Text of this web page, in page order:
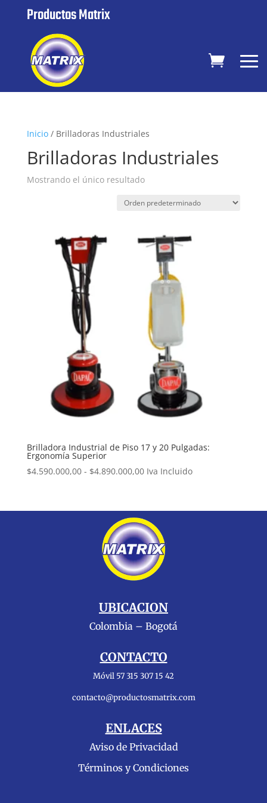
Productos Matrix
Inicio/ Brilladoras Industriales
Brilladoras Industriales
Mostrando el único resultado
Brilladora Industrial de Piso 17 y 20 Pulgadas:
Ergonomía Superior
$4.590.000,00 - $4.890.000,00Rango
desde
$4.590.000,00
hasta
$4.890.000,00
Iva Incluido
UBICACION
Colombia – Bogotá
CONTACTO
Móvil 57 315 307 15 42
contacto@productosmatrix.com
ENLACES
Aviso de Privacidad
Términos y Condiciones